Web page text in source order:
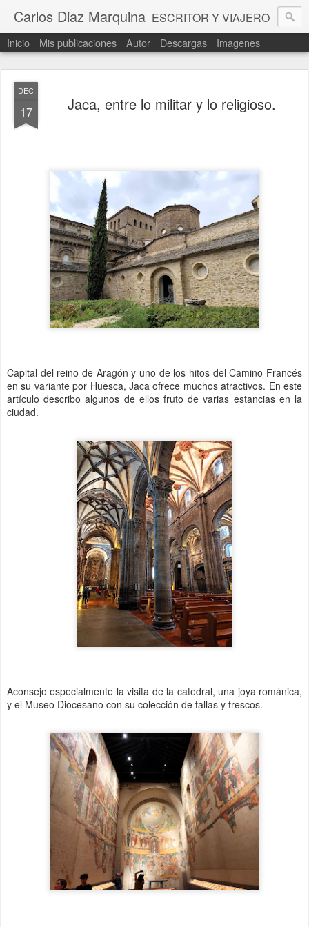
Carlos Diaz Marquina ESCRITOR Y VIAJERO
Inicio Mis publicaciones Autor Descargas Imagenes
DEC
17 Jaca, entre lo militar y lo religioso.
Capital del reino de Aragón y uno de los hitos del Camino Francés
en su variante por Huesca, Jaca ofrece muchos atractivos. En este
artículo describo algunos de ellos fruto de varias estancias en la
ciudad.
Aconsejo especialmente la visita de la catedral, una joya románica,
y el Museo Diocesano con su colección de tallas y frescos.